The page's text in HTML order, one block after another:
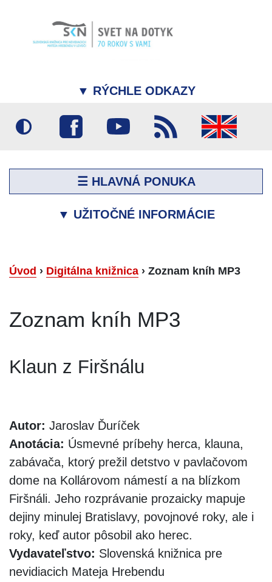
▼ RÝCHLE ODKAZY
☰ HLAVNÁ PONUKA
▼ UŽITOČNÉ INFORMÁCIE
Úvod › Digitálna knižnica › Zoznam kníh MP3
Zoznam kníh MP3
Klaun z Firšnálu
Autor: Jaroslav Ďuríček
Anotácia: Úsmevné príbehy herca, klauna,
zabávača, ktorý prežil detstvo v pavlačovom
dome na Kollárovom námestí a na blízkom
Firšnáli. Jeho rozprávanie prozaicky mapuje
dejiny minulej Bratislavy, povojnové roky, ale i
roky, keď autor pôsobil ako herec.
Vydavateľstvo: Slovenská knižnica pre
nevidiacich Mateja Hrebendu